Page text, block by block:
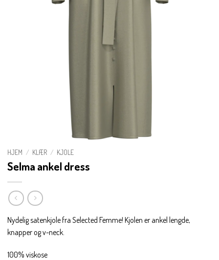
HJEM / KLÆR / KJOLE
Selma ankel dress
Nydelig satenkjole fra Selected Femme! Kjolen er ankel lengde,
knapper og v-neck.
100% viskose